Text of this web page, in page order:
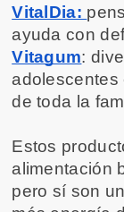
VitalDia:
ayuda con
Vitagum:
adolescentes
de toda la
Estos
alimentación
pero sí son